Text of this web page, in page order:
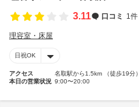
3.11
口コミ 1件
理容室・床屋
日祝OK
アクセス
名取駅から1.5km （徒歩19分）
本日の営業状況 9:00〜20:00